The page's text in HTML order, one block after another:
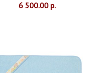
6 500.00 р.